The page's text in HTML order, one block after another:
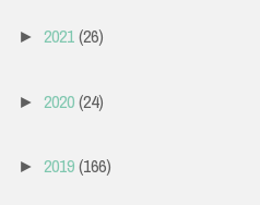
► 2021(26)
► 2020(24)
► 2019(166)